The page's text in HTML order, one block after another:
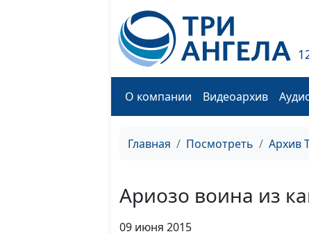
О компании Видеоархив
Главная Посмотреть Архив
Ариозо воина из
09 июня 2015